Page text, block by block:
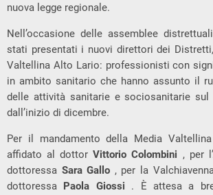
nuova legge regionale.
Nell’occasione delle assemblee
stati presentati i nuovi direttori dei
Valtellina Alto Lario: professionisti con
in ambito sanitario che hanno assunto il
delle attività sanitarie e sociosanitarie sul
dall’inizio di dicembre.
Per il mandamento della Media
affidato al dottorVittorio Colombini , per
dottoressa Sara Gallo , per la
dottoressa Paola Giossi . È attesa a